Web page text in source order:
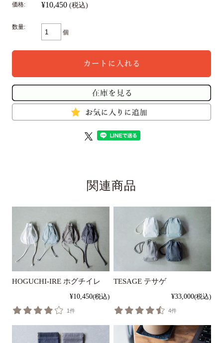
価格: ¥10,450 (税込)
数量:
個
関連商品
HOGUCHI-IRE ホグチイレ
¥10,450(税込)
1件
TESAGE テサゲ
¥33,000(税込)
4件